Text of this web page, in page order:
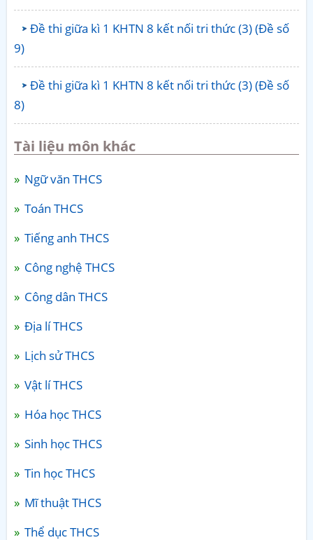
Đề thi giữa kì 1 KHTN 8 kết nối tri thức (3) (Đề số
9)
Đề thi giữa kì 1 KHTN 8 kết nối tri thức (3) (Đề số
8)
Tài liệu môn khác
Ngữ văn THCS
Toán THCS
Tiếng anh THCS
Công nghệ THCS
Công dân THCS
Địa lí THCS
Lịch sử THCS
Vật lí THCS
Hóa học THCS
Sinh học THCS
Tin học THCS
Mĩ thuật THCS
Thể dục THCS